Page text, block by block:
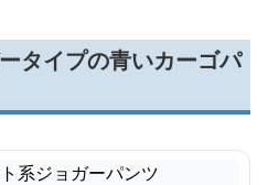
タイプの青いカーゴパ